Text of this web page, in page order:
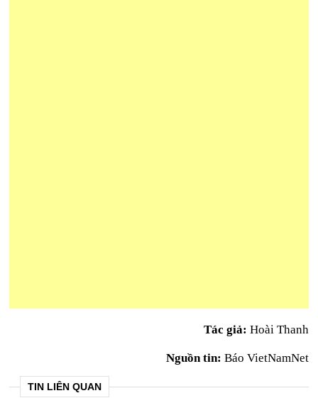
Tác giả: Hoài Thanh
Nguồn tin: Báo VietNamNet
TIN LIÊN QUAN